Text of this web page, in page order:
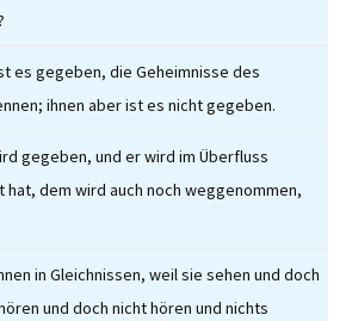
es gegeben, die Geheimnisse des
ihnen aber ist es nicht gegeben.
gegeben, und er wird im Überfluss
hat, dem wird auch noch weggenommen,
in Gleichnissen, weil sie sehen und doch
und doch nicht hören und nichts